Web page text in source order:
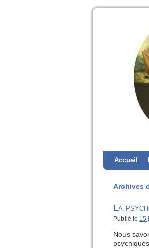
Accueil
Archives
La
Publié le 15
Nous